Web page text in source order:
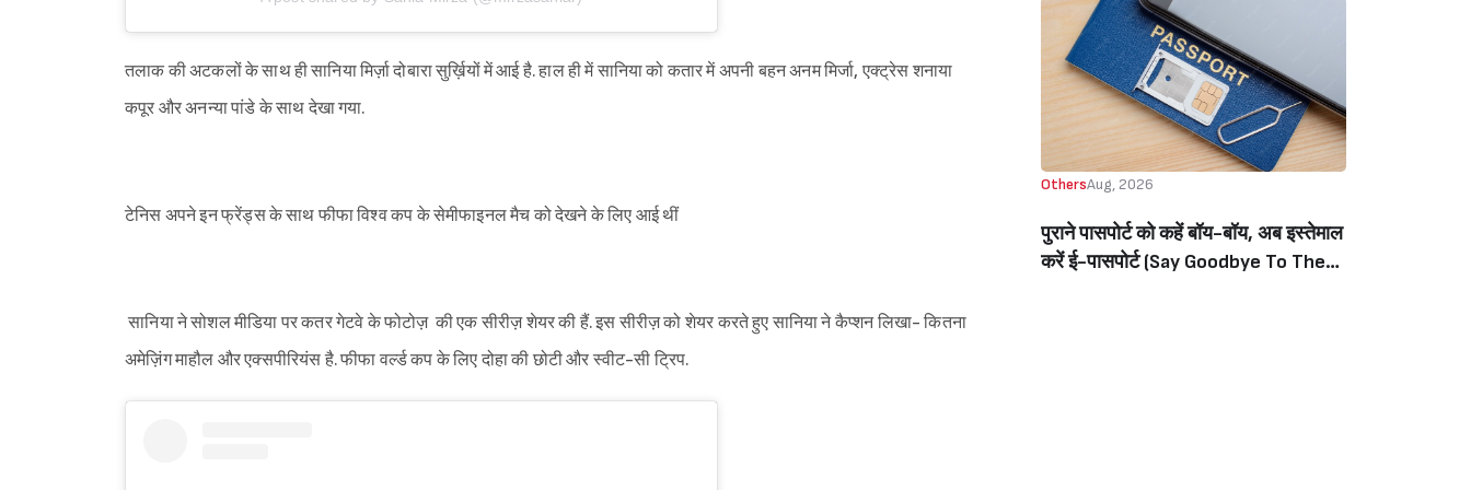
तलाक की अटकलों के साथ ही सानिया मिर्ज़ा दोबारा सुर्ख़ियों में आई है. हाल ही में सानिया को कतार में अपनी बहन अनम मिर्जा, एक्ट्रेस शनाया
कपूर और अनन्या पांडे के साथ देखा गया.
टेनिस अपने इन फ्रेंड्स के साथ फीफा विश्व कप के सेमीफाइनल मैच को देखने के लिए आई थीं
सानिया ने सोशल मीडिया पर कतर गेटवे के फोटोज़ की एक सीरीज़ शेयर की हैं. इस सीरीज़ को शेयर करते हुए सानिया ने कैप्शन लिखा- कितना
अमेज़िंग माहौल और एक्सपीरियंस है. फीफा वर्ल्ड कप के लिए दोहा की छोटी और स्वीट-सी ट्रिप.
OthersAug, 2026
पुराने पासपोर्ट को कहें बॉय-बॉय, अब इस्तेमाल
करें ई-पासपोर्ट (Say Goodbye To The